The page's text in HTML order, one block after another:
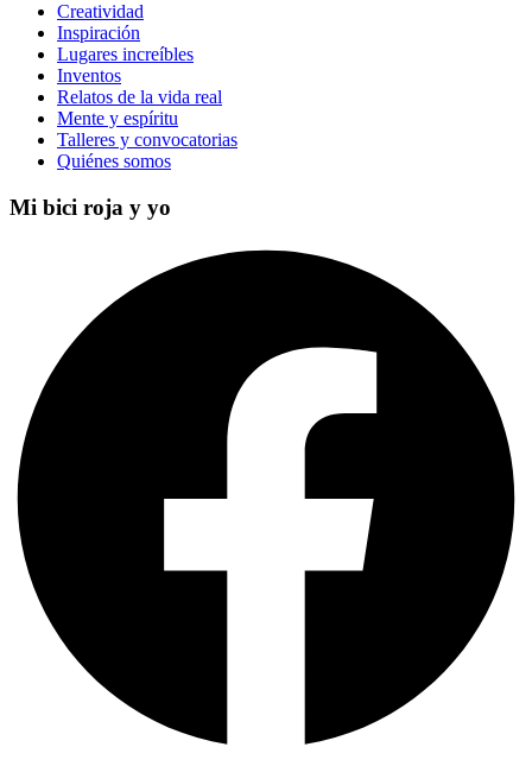
Creatividad
Inspiración
Lugares increíbles
Inventos
Relatos de la vida real
Mente y espíritu
Talleres y convocatorias
Quiénes somos
Mi bici roja y yo